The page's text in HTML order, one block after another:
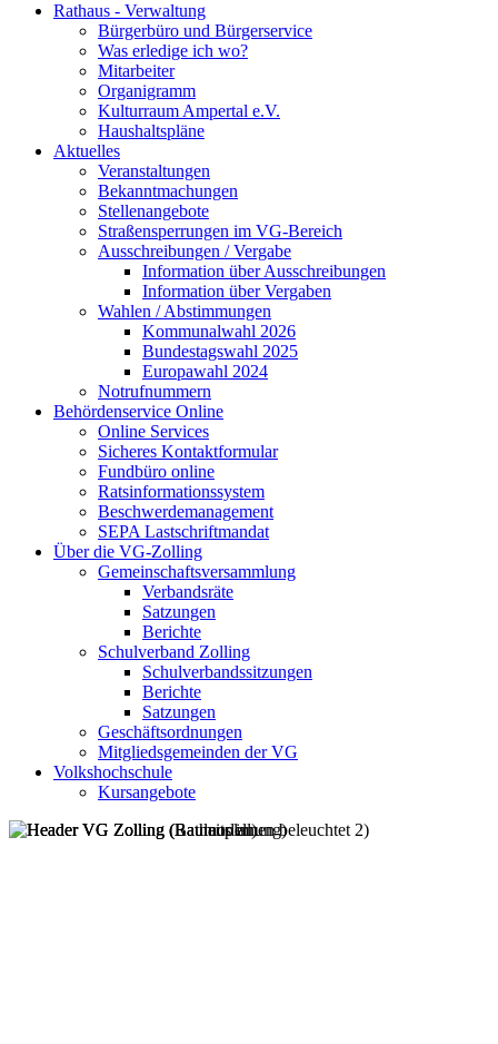
Rathaus - Verwaltung
Bürgerbüro und Bürgerservice
Was erledige ich wo?
Mitarbeiter
Organigramm
Kulturraum Ampertal e.V.
Haushaltspläne
Aktuelles
Veranstaltungen
Bekanntmachungen
Stellenangebote
Straßensperrungen im VG-Bereich
Ausschreibungen / Vergabe
Information über Ausschreibungen
Information über Vergaben
Wahlen / Abstimmungen
Kommunalwahl 2026
Bundestagswahl 2025
Europawahl 2024
Notrufnummern
Behördenservice Online
Online Services
Sicheres Kontaktformular
Fundbüro online
Ratsinformationssystem
Beschwerdemanagement
SEPA Lastschriftmandat
Über die VG-Zolling
Gemeinschaftsversammlung
Verbandsräte
Satzungen
Berichte
Schulverband Zolling
Schulverbandssitzungen
Berichte
Satzungen
Geschäftsordnungen
Mitgliedsgemeinden der VG
Volkshochschule
Kursangebote